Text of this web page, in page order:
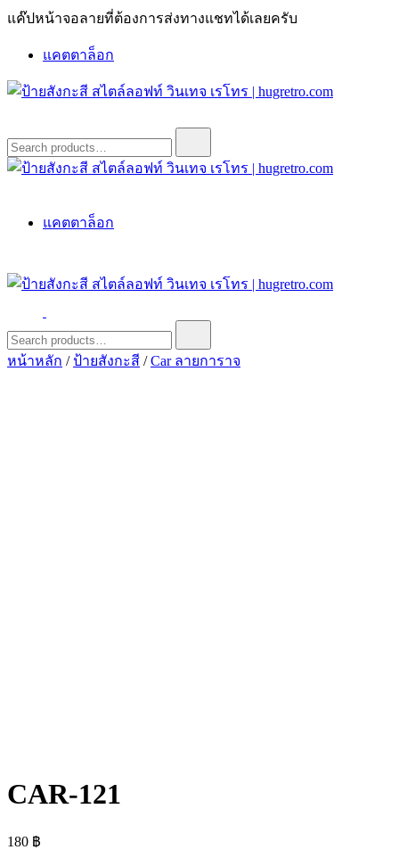
Skip
แค๊ปหน้าจอลายที่ต้องการส่งทางแชทได้เลยครับ
แคตตาล็อก
ป้ายสังกะสี สไตล์ลอฟท์ วินเทจ เรโทร | hugretro.com
ป้ายวินเทจ แต่งบ้าน ร้านกาแฟ ผับ โรงแรม ป้ายโค้ก เป็ปซี่เวสป้า
ฮาร์เล่ย์โฆษณาเก่าโบราณ มีราคาแบบสวยๆเพียบหรือสั่งทำโทร
O8664277II
for:
ฮาร์เล่ย์โฆษณาเก่าโบราณ มีราคาแบบสวยๆเพียบหรือสั่งทำโทร
แคตตาล็อก
ป้ายสังกะสี สไตล์ลอฟท์ วินเทจ เรโทร | hugretro.com
ป้ายวินเทจ แต่งบ้าน ร้านกาแฟ ผับ โรงแรม ป้ายโค้ก เป็ปซี่เวสป้า
ฮาร์เล่ย์โฆษณาเก่าโบราณ มีราคาแบบสวยๆเพียบหรือสั่งทำโทร
O8664277II
for:
หน้าหลัก /ป้ายสังกะสี /Car ลายการาจ
CAR-121
180 ฿